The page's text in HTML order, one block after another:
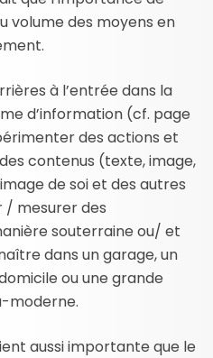
volume des moyens en
à l’entrée dans la
d’information (cf. page
des actions et
contenus (texte, image,
de soi et des autres
mesurer des
souterraine ou/ et
dans un garage, un
ou une grande
moderne.
aussi importante que le